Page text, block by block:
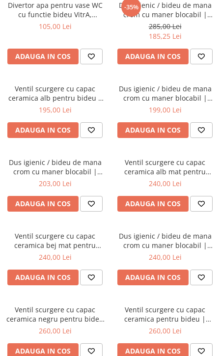
Divertor apa pentru vase WC
cu functie bideu VitrA,
compatibil Rim-Ex |
105,00 Lei
ADAUGA IN COS
-35%
Dus igienic / bideu de mana
crom cu maner blocabil |
A45747
285,00 Lei
185,25 Lei
ADAUGA IN COS
Ventil scurgere cu capac
ceramica alb pentru bideu |
6396L003-0159
195,00 Lei
ADAUGA IN COS
Dus igienic / bideu de mana
crom cu maner blocabil |
A45704
199,00 Lei
ADAUGA IN COS
Dus igienic / bideu de mana
crom cu maner blocabil |
A45705EXP
203,00 Lei
ADAUGA IN COS
Ventil scurgere cu capac
ceramica alb mat pentru
bideu | 6396L001-0159
240,00 Lei
ADAUGA IN COS
Ventil scurgere cu capac
ceramica bej mat pentru
bideu | 6396L020-0159
240,00 Lei
ADAUGA IN COS
Dus igienic / bideu de mana
crom cu maner blocabil |
A45746EXP
240,00 Lei
ADAUGA IN COS
Ventil scurgere cu capac
ceramica negru pentru bideu
| 6396L070-0159
260,00 Lei
ADAUGA IN COS
Ventil scurgere cu capac
ceramica pentru bideu |
6396L083-0159
260,00 Lei
ADAUGA IN COS